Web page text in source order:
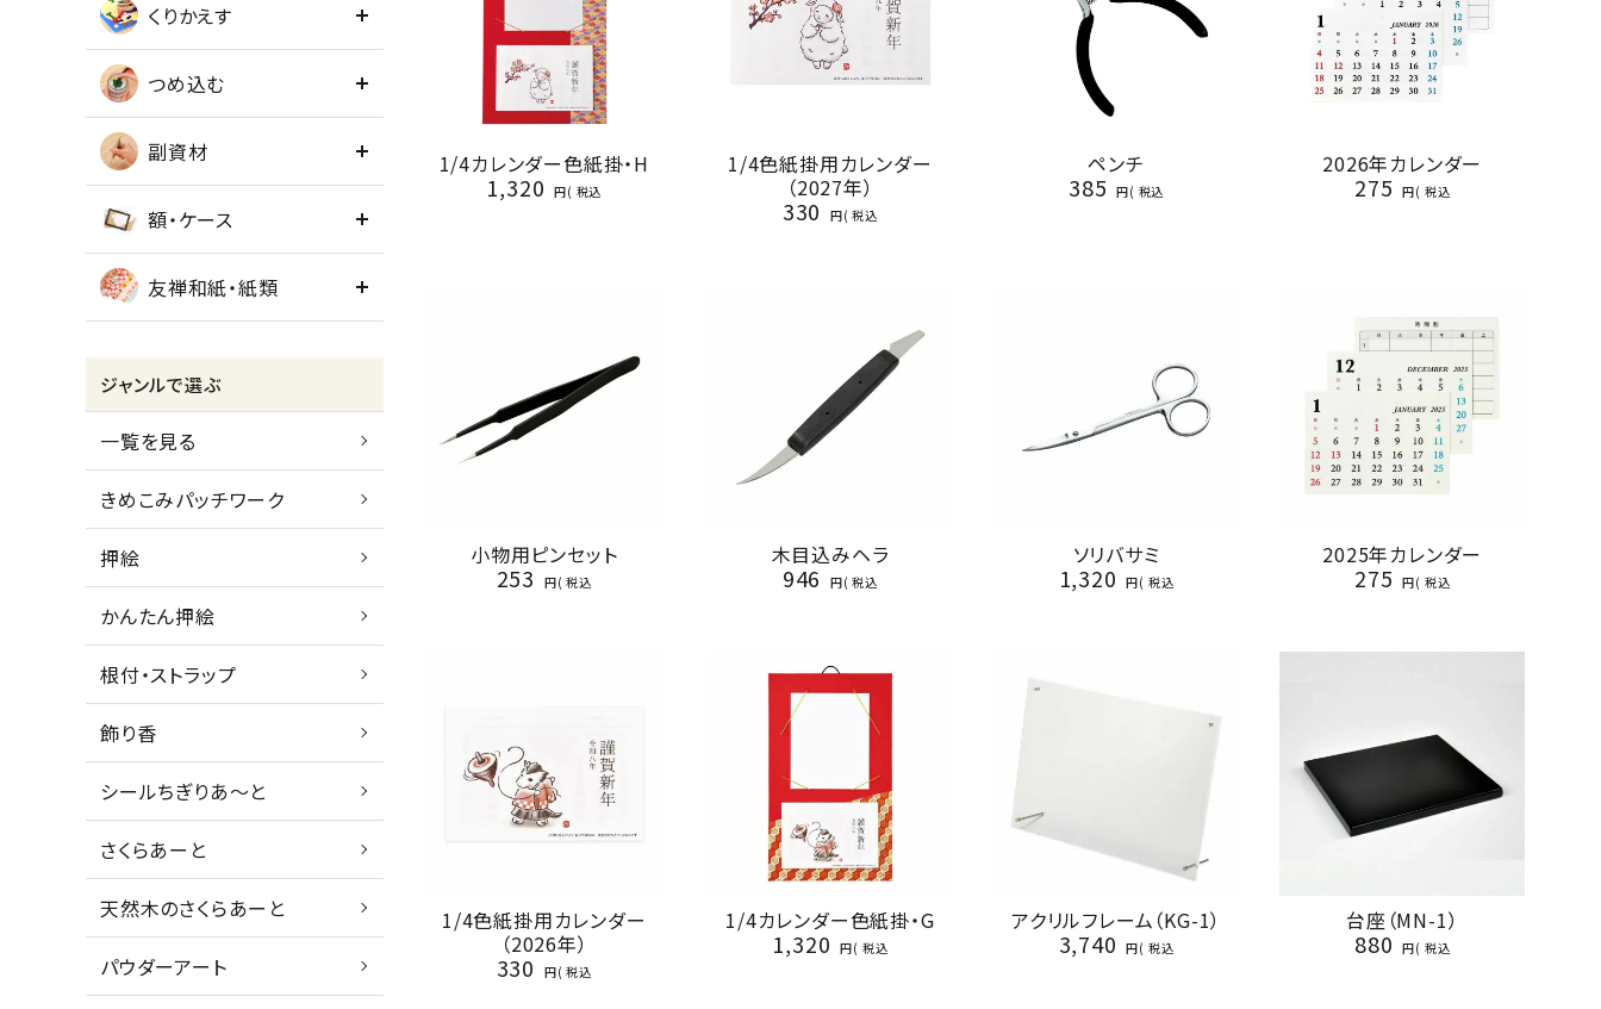
くりかえす
つめ込む
副資材
額・ケース
友禅和紙・紙類
ジャンルで選ぶ
一覧を見る
きめこみパッチワーク
押絵
かんたん押絵
根付・ストラップ
飾り香
シールちぎりあ～と
さくらあーと
天然木のさくらあーと
パウダーアート
1/4カレンダー色紙掛・H
1,320 税込
1/4色紙掛用カレンダー
（2027年）
330 税込
ペンチ
385 税込
2026年カレンダー
275 税込
小物用ピンセット
253 税込
木目込みヘラ
946 税込
ソリバサミ
1,320 税込
2025年カレンダー
275 税込
1/4色紙掛用カレンダー
（2026年）
330 税込
1/4カレンダー色紙掛・G
1,320 税込
アクリルフレーム（KG-1）
3,740 税込
台座（MN-1）
880 税込